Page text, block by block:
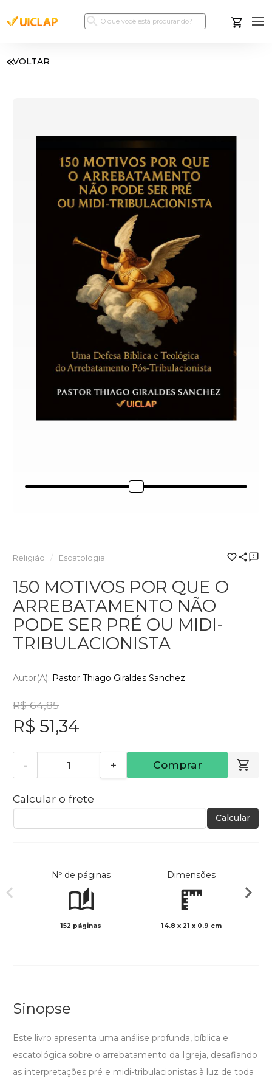
VOLTAR
Religião Escatologia
150 MOTIVOS POR QUE O
ARREBATAMENTO NÃO
PODE SER PRÉ OU MIDI-
TRIBULACIONISTA
Autor(a): Pastor Thiago Giraldes Sanchez
R$ 64,85
R$ 51,34
- + Comprar
Calcular o frete
Calcular
Nº de páginas
152 páginas
Dimensões
14.8 x 21 x 0.9 cm
Sinopse
Este livro apresenta uma análise profunda, bíblica e
escatológica sobre o arrebatamento da Igreja, desafiando
as interpretações pré e midi-tribulacionistas à luz de toda